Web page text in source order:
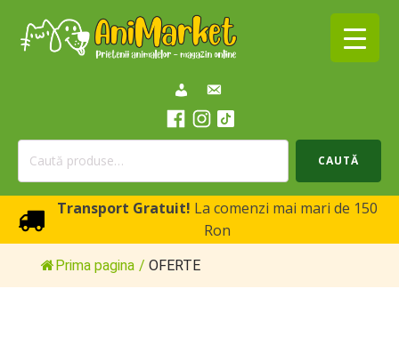
Caută
CAUTĂ
Transport Gratuit! La comenzi mai mari de 150
Ron
Prima pagina / OFERTE